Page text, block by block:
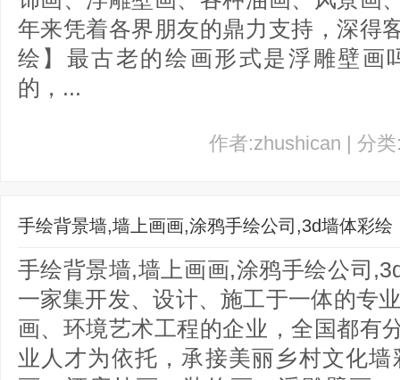
年来凭着各界朋友的鼎力支持，深得
绘】最古老的绘画形式是浮雕壁画
的，...
作者:zhushican | 分
手绘背景墙,墙上画画,涂鸦手绘公司,3d墙体彩绘
手绘背景墙,墙上画画,涂鸦手绘公司
一家集开发、设计、施工于一体的专
画、环境艺术工程的企业，全国都有
业人才为依托，承接美丽乡村文化